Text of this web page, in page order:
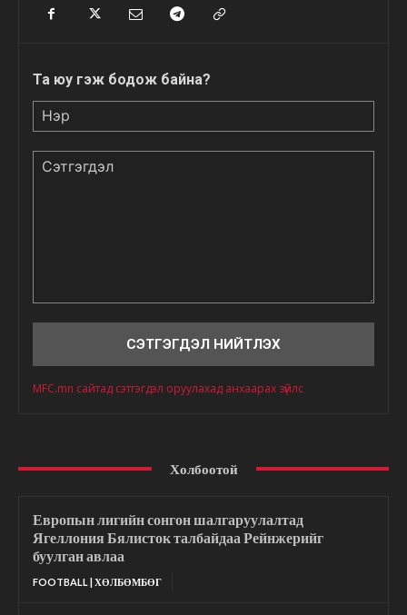
Та юу гэж бодож байна?
MFC.mn сайтад сэтгэгдэл оруулахад анхаарах зүйлс
Холбоотой
Европын лигийн сонгон шалгаруулалтад
Ягеллония Бялисток талбайдаа Рейнжерийг
буулган авлаа
FOOTBALL | ХӨЛБӨМБӨГ